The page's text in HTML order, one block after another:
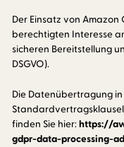
Der Einsatz von
berechtigten Interesse
sicheren Bereitstellung
DSGVO).
Die Datenübertragung
finden Sie hier:https://
gdpr-data-processing-